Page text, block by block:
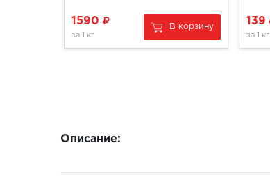
1590
за 1 кг
В корзину
139
за 1 кг
Описание: